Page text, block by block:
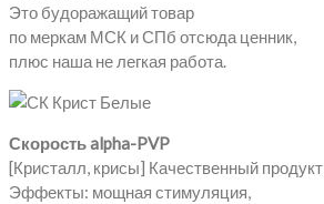
Это будоражащий товар
по меркам МСК и СПб отсюда ценник,
плюс наша не легкая работа.
Скорость alpha-PVP
[Кристалл, крисы] Качественный
Эффекты: мощная стимуляция,